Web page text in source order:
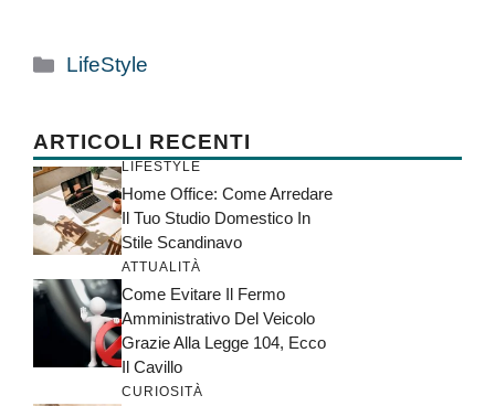
Categorie
LifeStyle
ARTICOLI RECENTI
LIFESTYLE
Home Office: Come Arredare
Il Tuo Studio Domestico In
Stile Scandinavo
ATTUALITÀ
Come Evitare Il Fermo
Amministrativo Del Veicolo
Grazie Alla Legge 104, Ecco
Il Cavillo
CURIOSITÀ